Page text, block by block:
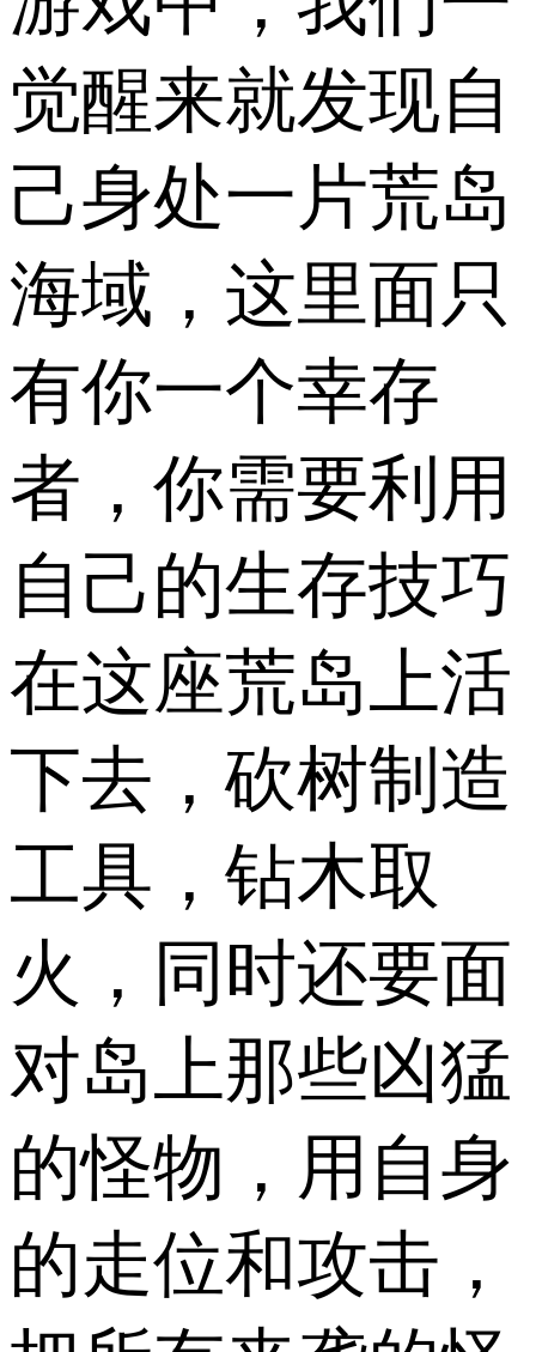
觉醒来就发现自
己身处一片荒岛
海域，这里面只
有你一个幸存
者，你需要利用
自己的生存技巧
在这座荒岛上活
下去，砍树制造
工具，钻木取
火，同时还要面
对岛上那些凶猛
的怪物，用自身
的走位和攻击，